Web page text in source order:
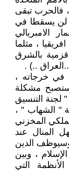
فالحرب تبقى
لن يسقطا في
الامبريالي
، مثلما
قزمية بالشرق
..) .
في خرجاته ،
ستصبح مشكلة
لجنة التنسيق
" الشهاب " ،
المخزني
المنال عند
الدين
، وبين
التي